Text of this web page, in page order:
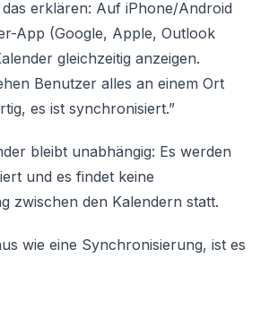
das erklären: Auf iPhone/Android
App (Google, Apple, Outlook
gleichzeitig anzeigen.
Benutzer alles an einem Ort
es ist synchronisiert.”
bleibt unabhängig: Es werden
und es findet keine
zwischen den Kalendern statt.
wie eine Synchronisierung, ist es